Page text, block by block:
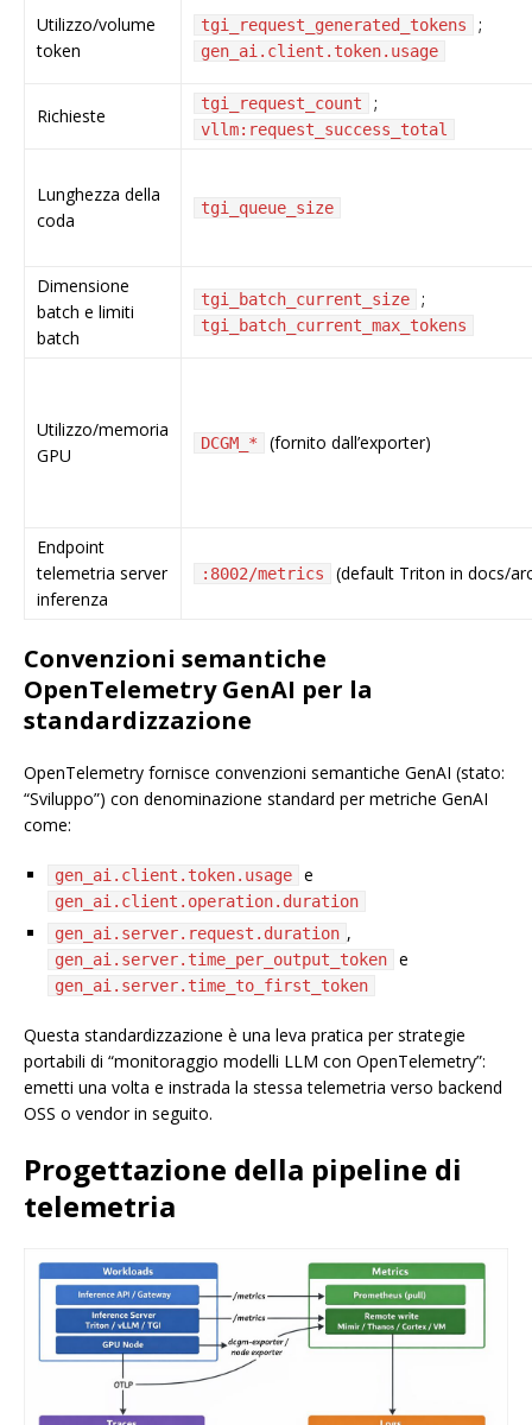
Utilizzo/volume
token
tgi_request_generated_tokens ;
gen_ai.client.token.usage
Richieste
tgi_request_count ;
vllm:request_success_total
Lunghezza della
coda
tgi_queue_size
Dimensione
batch e limiti
batch
tgi_batch_current_size ;
tgi_batch_current_max_tokens
Utilizzo/memoria
GPU
DCGM_* (fornito dall’exporter)
Endpoint
telemetria server
inferenza
:8002/metrics (default Triton in docs/
Convenzioni semantiche
OpenTelemetry GenAI per la
standardizzazione
OpenTelemetry fornisce convenzioni semantiche GenAI (stato:
“Sviluppo”) con denominazione standard per metriche GenAI
come:
gen_ai.client.token.usage e
gen_ai.client.operation.duration
gen_ai.server.request.duration ,
gen_ai.server.time_per_output_token e
gen_ai.server.time_to_first_token
Questa standardizzazione è una leva pratica per strategie
portabili di “monitoraggio modelli LLM con OpenTelemetry”:
emetti una volta e instrada la stessa telemetria verso backend
OSS o vendor in seguito.
Progettazione della pipeline di
telemetria